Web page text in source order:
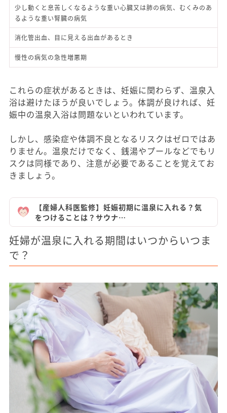
少し動くと息苦しくなるような重い心臓又は肺の病気、むくみのあ
るような重い腎臓の病気
消化管出血、目に見える出血があるとき
慢性の病気の急性増悪期
これらの症状があるときは、妊娠に関わらず、温泉入
浴は避けたほうが良いでしょう。体調が良ければ、妊
娠中の温泉入浴は問題ないといわれています。
しかし、感染症や体調不良となるリスクはゼロではあ
りません。温泉だけでなく、銭湯やプールなどでもリ
スクは同様であり、注意が必要であることを覚えてお
きましょう。
【産婦人科医監修】妊娠初期に温泉に入れる？気
をつけることは？サウナ…
妊婦が温泉に入れる期間はいつからいつま
で？